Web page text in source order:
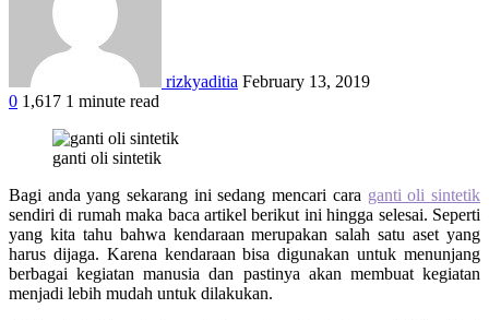
rizkyaditia February 13, 2019
0 1,617 1 minute read
ganti oli sintetik
Bagi anda yang sekarang ini sedang mencari cara ganti oli sintetik
sendiri di rumah maka baca artikel berikut ini hingga selesai. Seperti
yang kita tahu bahwa kendaraan merupakan salah satu aset yang
harus dijaga. Karena kendaraan bisa digunakan untuk menunjang
berbagai kegiatan manusia dan pastinya akan membuat kegiatan
menjadi lebih mudah untuk dilakukan.